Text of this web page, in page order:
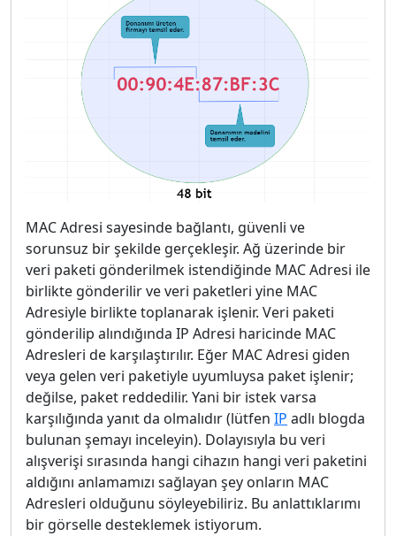
MAC Adresi sayesinde bağlantı, güvenli ve
sorunsuz bir şekilde gerçekleşir. Ağ üzerinde bir
veri paketi gönderilmek istendiğinde MAC Adresi ile
birlikte gönderilir ve veri paketleri yine MAC
Adresiyle birlikte toplanarak işlenir. Veri paketi
gönderilip alındığında IP Adresi haricinde MAC
Adresleri de karşılaştırılır. Eğer MAC Adresi giden
veya gelen veri paketiyle uyumluysa paket işlenir;
değilse, paket reddedilir. Yani bir istek varsa
karşılığında yanıt da olmalıdır (lütfen IP adlı blogda
bulunan şemayı inceleyin). Dolayısıyla bu veri
alışverişi sırasında hangi cihazın hangi veri paketini
aldığını anlamamızı sağlayan şey onların MAC
Adresleri olduğunu söyleyebiliriz. Bu anlattıklarımı
bir görselle desteklemek istiyorum.